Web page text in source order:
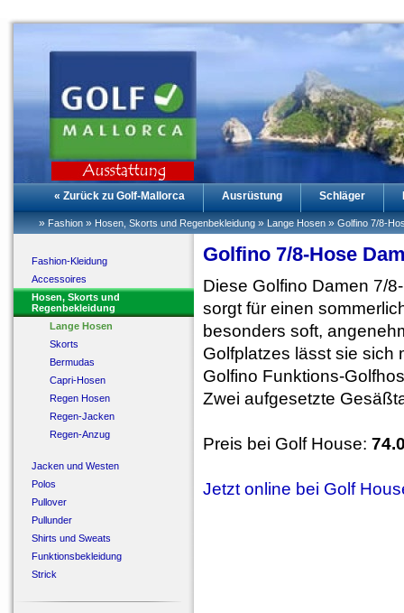
« Zurück zu Golf-Mallorca Ausrüstung Schläger
» Fashion » Hosen, Skorts und Regenbekleidung » Lange Hosen » Golfino 7/8-
Fashion-Kleidung
Accessoires
Hosen, Skorts und
Regenbekleidung
Lange Hosen
Skorts
Bermudas
Capri-Hosen
Regen Hosen
Regen-Jacken
Regen-Anzug
Jacken und Westen
Polos
Pullover
Pullunder
Shirts und Sweats
Funktionsbekleidung
Strick
Golfino 7/8-Hose
Diese Golfino Damen 7/
sorgt für einen
besonders soft,
Golfplatzes lässt sie sich
Golfino Funktions-
Zwei aufgesetzte
Preis bei Golf House:
Jetzt online bei Golf